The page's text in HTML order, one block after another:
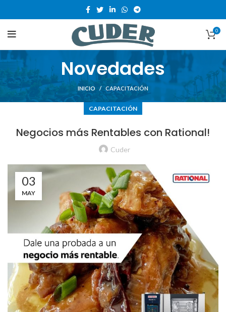
0
Novedades
INICIO CAPACITACIÓN
CAPACITACIÓN
Negocios más Rentables con Rational!
Cuder
03
MAY